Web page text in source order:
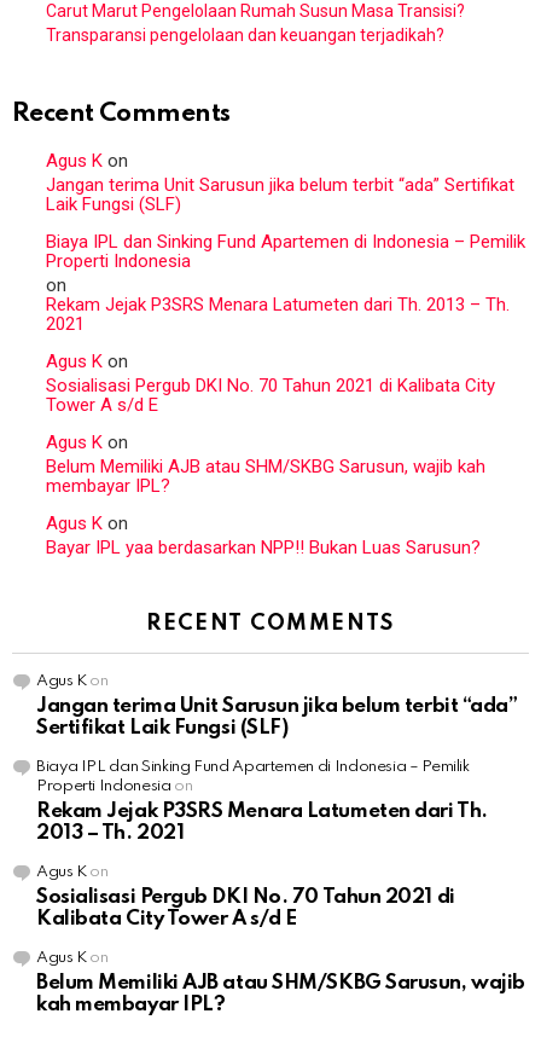
Carut Marut Pengelolaan Rumah Susun Masa Transisi?
Transparansi pengelolaan dan keuangan terjadikah?
Recent Comments
Agus K on
Jangan terima Unit Sarusun jika belum terbit “ada” Sertifikat
Laik Fungsi (SLF)
Biaya IPL dan Sinking Fund Apartemen di Indonesia – Pemilik
Properti Indonesia
on
Rekam Jejak P3SRS Menara Latumeten dari Th. 2013 – Th.
2021
Agus K on
Sosialisasi Pergub DKI No. 70 Tahun 2021 di Kalibata City
Tower A s/d E
Agus K on
Belum Memiliki AJB atau SHM/SKBG Sarusun, wajib kah
membayar IPL?
Agus K on
Bayar IPL yaa berdasarkan NPP!! Bukan Luas Sarusun?
RECENT COMMENTS
Agus Kon
Jangan terima Unit Sarusun jika belum terbit “ada”
Sertifikat Laik Fungsi (SLF)
Biaya IPL dan Sinking Fund Apartemen di Indonesia – Pemilik
Properti Indonesia on
Rekam Jejak P3SRS Menara Latumeten dari Th.
2013 – Th. 2021
Agus Kon
Sosialisasi Pergub DKI No. 70 Tahun 2021 di
Kalibata City Tower A s/d E
Agus Kon
Belum Memiliki AJB atau SHM/SKBG Sarusun, wajib
kah membayar IPL?